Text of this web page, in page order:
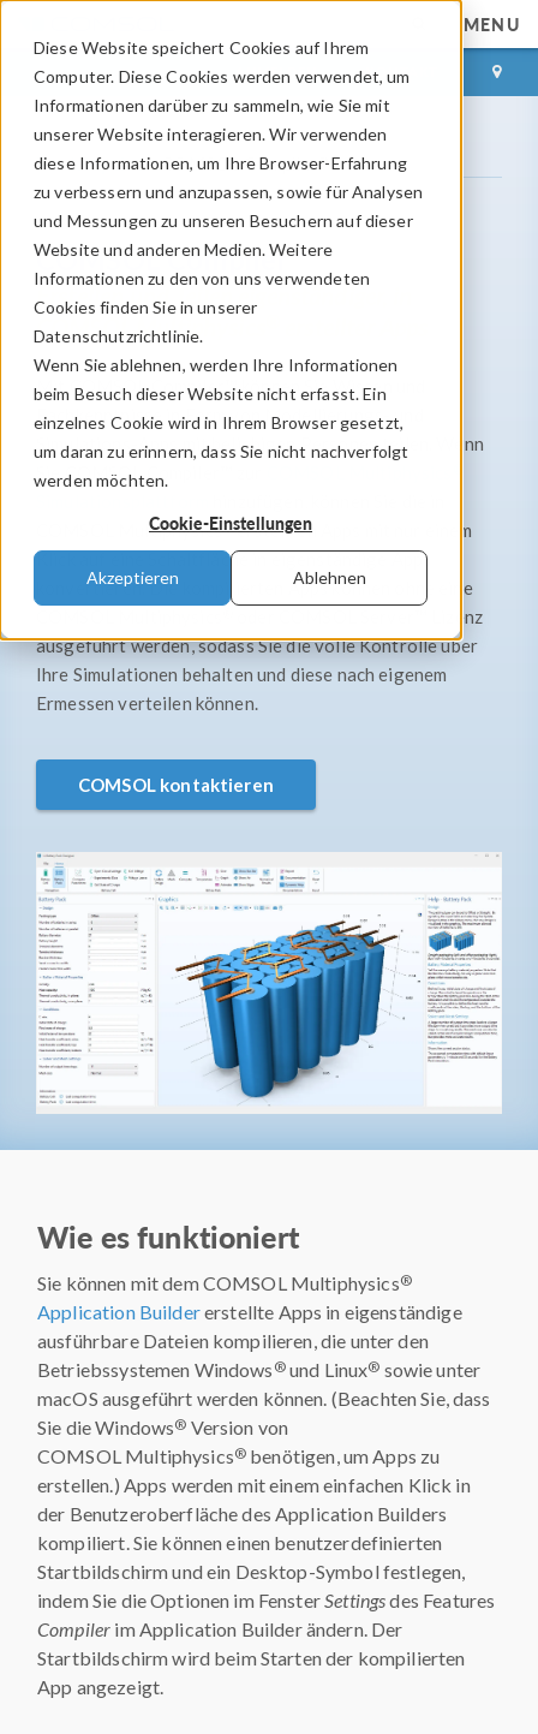
Diese Website speichert Cookies auf Ihrem
Computer. Diese Cookies werden verwendet, um
Informationen darüber zu sammeln, wie Sie mit
unserer Website interagieren. Wir verwenden
diese Informationen, um Ihre Browser-Erfahrung
zu verbessern und anzupassen, sowie für Analysen
und Messungen zu unseren Besuchern auf dieser
Website und anderen Medien. Weitere
Informationen zu den von uns verwendeten
Cookies finden Sie in unserer
Datenschutzrichtlinie.
Wenn Sie ablehnen, werden Ihre Informationen
beim Besuch dieser Website nicht erfasst. Ein
einzelnes Cookie wird in Ihrem Browser gesetzt,
um daran zu erinnern, dass Sie nicht nachverfolgt
werden möchten.
Cookie-Einstellungen
Akzeptieren Ablehnen
MENU
ANMELDEN KONTAKT
ProduktpaletteCOMSOL Compiler™
COMSOL Compiler™
Erstellen und Teilen eigenständiger, in
COMSOL Multiphysics
Mit COMSOL Compiler™ können Sie Wissen und
Fachkenntnisse in Form von Modellierungs- und
Simulations-Apps mit beliebigen Personen teilen. Wenn
Sie COMSOL Compiler™ zur
COMSOL Multiphysics ®erstellten Apps mit nur einem
Klick auf eine Schaltfläche in eigenständige Apps
konvertieren. Die kompilierten Apps können ohne eine
oder COMSOL Server™​ Lizenz
ausgeführt werden, sodass Sie die volle Kontrolle über
Ihre Simulationen behalten und diese nach eigenem
Ermessen verteilen können.
COMSOL kontaktieren
Wie es funktioniert
Sie können mit dem COMSOL Multiphysics®
Application Buildererstellte Apps in eigenständige
ausführbare Dateien kompilieren, die unter den
Betriebssystemen Windows ®und Linux® sowie unter
macOS ausgeführt werden können. (Beachten Sie, dass
Sie die Windows® Version von
COMSOL Multiphysics® benötigen, um Apps zu
erstellen.) Apps werden mit einem einfachen Klick in
der Benutzeroberfläche des Application Builders
kompiliert. Sie können einen benutzerdefinierten
Startbildschirm und ein Desktop-Symbol festlegen,
indem Sie die Optionen im FensterSettingsdes Features
Compiler im Application Builder ändern. Der
Startbildschirm wird beim Starten der kompilierten
App angezeigt.